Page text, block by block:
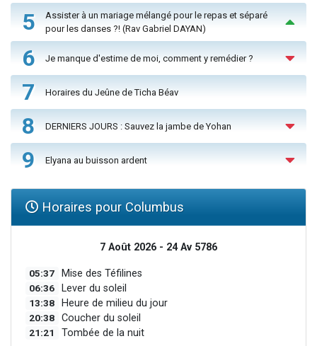
5
Assister à un mariage mélangé pour le repas et séparé
pour les danses ?! (Rav Gabriel DAYAN)
6 Je manque d'estime de moi, comment y remédier ?
7 Horaires du Jeûne de Ticha Béav
8 DERNIERS JOURS : Sauvez la jambe de Yohan
9 Elyana au buisson ardent
Horaires pour Columbus
7 Août 2026 - 24 Av 5786
05:37 Mise des Téfilines
06:36 Lever du soleil
13:38 Heure de milieu du jour
20:38 Coucher du soleil
21:21 Tombée de la nuit